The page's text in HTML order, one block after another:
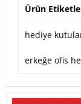
Ürün
hediye
erkeğe ofis